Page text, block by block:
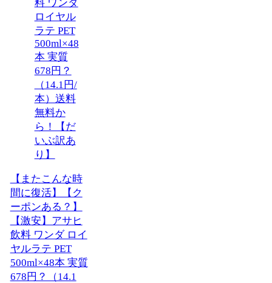
【またこんな時
間に復活】【ク
ーポンある？】
【激安】アサヒ
飲料 ワンダ ロイ
ヤルラテ PET
500ml×48本 実質
678円？（14.1